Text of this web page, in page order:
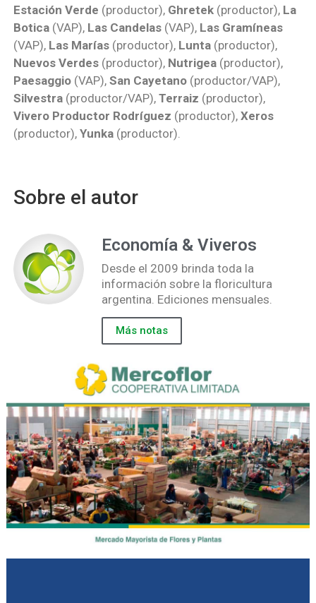
Estación Verde (productor), Ghretek (productor), La
Botica(VAP), Las Candelas(VAP), Las Gramíneas
(VAP), Las Marías(productor), Lunta(productor),
Nuevos Verdes(productor), Nutrigea(productor),
Paesaggio(VAP), San Cayetano(productor/VAP),
Silvestra(productor/VAP), Terraiz (productor),
Vivero Productor Rodríguez (productor), Xeros
(productor), Yunka(productor).
Sobre el autor
Economía & Viveros
Desde el 2009 brinda toda la
información sobre la floricultura
argentina. Ediciones mensuales.
Más notas